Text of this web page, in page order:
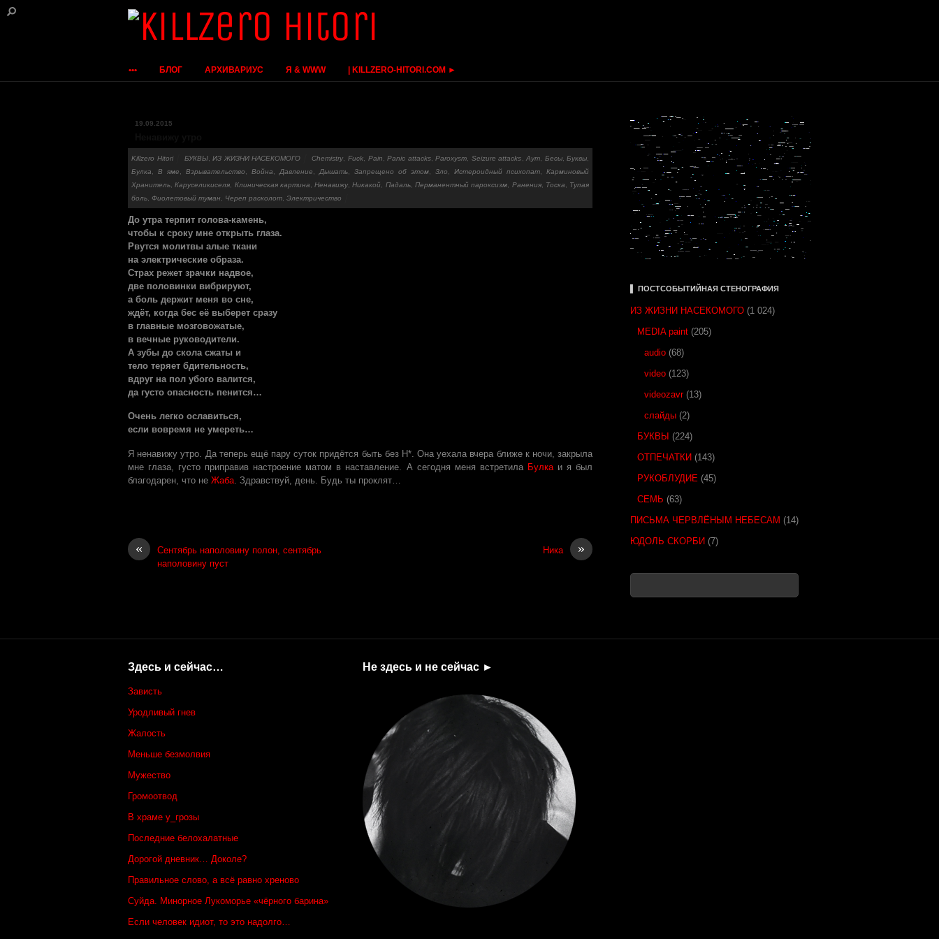
••• БЛОГ АРХИВАРИУС Я & WWW | KILLZERO-HITORI.COM ►
19.09.2015
Killzero Hitori БУКВЫ,ИЗ ЖИЗНИ НАСЕКОМОГО Chemistry ,Fuck Pain ,Panic attacks,Paroxysm Seizure attacks ,Аут Бесы,Буквы
Булка ,В яме ,Взрывательство ,Война Давление Дышать ,Запрещено об этом ,Зло ,Истероидный психопат ,Карминовый
Хранитель ,Каруселикиселя Клиническая картина ,Ненавижу ,Никакой Падаль, Перманентный пароксизм Ранения, Тоска
Тупая
боль Фиолетовый туман Череп расколот Электричество
До утра терпит голова-камень,
чтобы к сроку мне открыть глаза.
Рвутся молитвы алые ткани
на электрические образа.
Страх режет зрачки надвое,
две половинки вибрируют,
а боль держит меня во сне,
ждёт, когда бес её выберет сразу
в главные мозговожатые,
в вечные руководители.
А зубы до скола сжаты и
тело теряет бдительность,
вдруг на пол убого валится,
да густо опасность пенится…
Очень легко ославиться,
если вовремя не умереть…
Я ненавижу утро. Да теперь ещё пару суток придётся быть без Н*. Она уехала вчера ближе к ночи, закрыла
мне глаза, густо приправив настроение матом в наставление. А сегодня меня встретила Булкаи я был
благодарен, что не Жаба. Здравствуй, день. Будь ты проклят…
«
Сентябрь наполовину полон, сентябрь
наполовину пуст
»
Ника
▌ ПОСТСОБЫТИЙНАЯ СТЕНОГРАФИЯ
ИЗ ЖИЗНИ НАСЕКОМОГО(1 024)
MEDIA paint(205)
audio(68)
video(123)
videozavr(13)
слайды(2)
БУКВЫ (224)
ОТПЕЧАТКИ (143)
РУКОБЛУДИЕ(45)
СЕМЬ (63)
ПИСЬМА ЧЕРВЛЁНЫМ НЕБЕСАМ (14)
ЮДОЛЬ СКОРБИ (7)
Здесь и сейчас…
Зависть
Уродливый гнев
Жалость
Меньше безмолвия
Мужество
Громоотвод
В храме у_грозы
Последние белохалатные
Дорогой дневник… Доколе?
Правильное слово, а всё равно хреново
Суйда. Минорное Лукоморье «чёрного барина»
Если человек идиот, то это надолго…
Не здесь и не сейчас ►